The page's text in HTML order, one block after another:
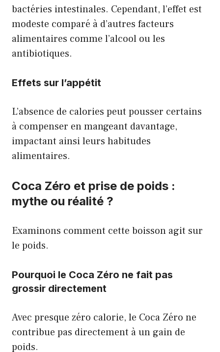
bactéries intestinales. Cependant, l’effet est
modeste comparé à d’autres facteurs
alimentaires comme l’alcool ou les
antibiotiques.
Effets sur l’appétit
L’absence de calories peut pousser certains
à compenser en mangeant davantage,
impactant ainsi leurs habitudes
alimentaires.
Coca Zéro et prise de poids :
mythe ou réalité ?
Examinons comment cette boisson agit sur
le poids.
Pourquoi le Coca Zéro ne fait pas
grossir directement
Avec presque zéro calorie, le Coca Zéro ne
contribue pas directement à un gain de
poids.